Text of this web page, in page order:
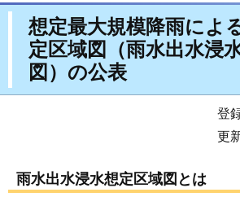
想定最大規模降雨によ
定区域図（雨水出水浸
図）の公表
登
更
雨水出水浸水想定区域図とは